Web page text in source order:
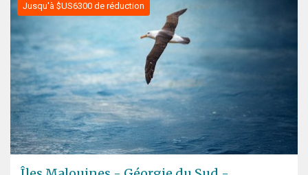
Jusqu'à $US6300 de réduction